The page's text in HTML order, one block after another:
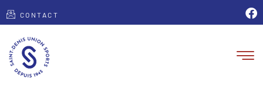
CONTACT